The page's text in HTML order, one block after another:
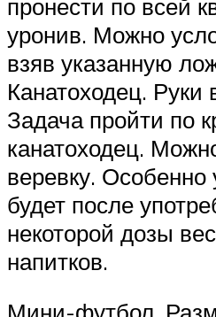
пронести по всей
уронив. Можно
взяв указанную
Канатоходец. Руки
Задача пройти по
канатоходец.
веревку. Особенно
будет после
некоторой дозы
напитков.